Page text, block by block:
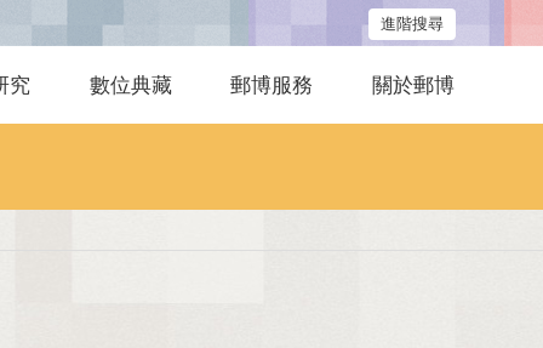
進階搜尋
究 數位典藏 郵博服務 關於郵博